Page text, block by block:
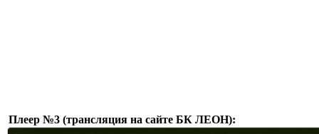
Плеер №3 (трансляция на сайте БК ЛЕОН):